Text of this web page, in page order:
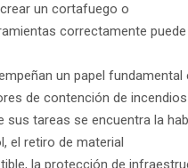
un cortafuego o
correctamente
un papel fundamental
de contención de incendios
sus tareas se encuentra la
el retiro de material
la protección de